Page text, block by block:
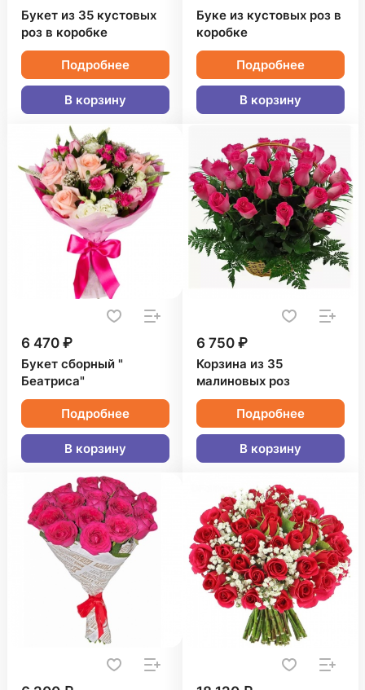
Букет из 35 кустовых
роз в коробке
Подробнее
В корзину
Буке из кустовых роз в
коробке
Подробнее
В корзину
6 470 ₽
Букет сборный "
Беатриса"
Подробнее
В корзину
6 750 ₽
Корзина из 35
малиновых роз
Подробнее
В корзину